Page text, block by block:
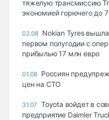
тяжелую трансмиссию
экономией горючего до
02.08 Nokian Tyres
первом полугодии с
прибылью 17 млн евро
01.08 Россиян
цен на СТО
31.07
Toyota войдет в
предприятие Daimler